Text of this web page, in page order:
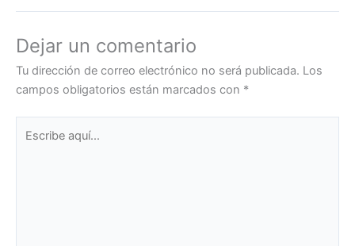
Dejar un comentario
Tu dirección de correo electrónico no será publicada. Los
campos obligatorios están marcados con *
aquí...